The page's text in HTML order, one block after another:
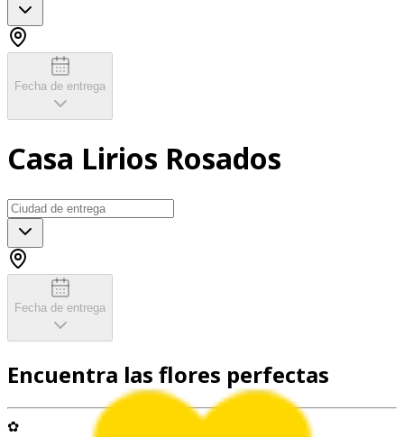
Fecha de entrega
Casa Lirios Rosados
Fecha de entrega
Encuentra las flores perfectas
✿